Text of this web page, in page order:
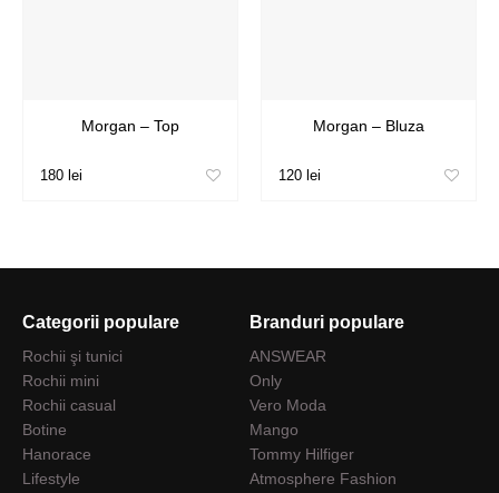
Morgan – Top
180 lei
Morgan – Bluza
120 lei
Categorii populare
Rochii şi tunici
Rochii mini
Rochii casual
Botine
Hanorace
Lifestyle
Branduri populare
ANSWEAR
Only
Vero Moda
Mango
Tommy Hilfiger
Atmosphere Fashion